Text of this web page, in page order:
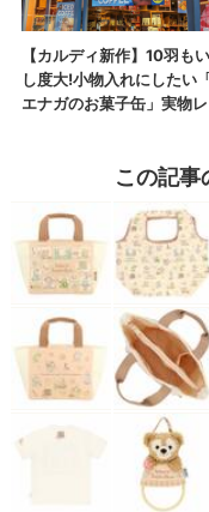
この記事